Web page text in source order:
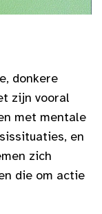
donkere
zijn vooral
met mentale
en
zich
die om actie